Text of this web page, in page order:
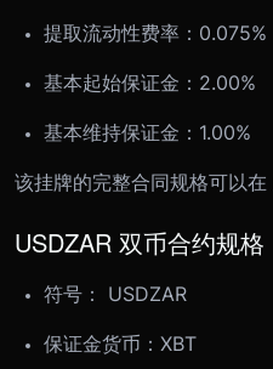
提取流动性费率：0.075%
基本起始保证金：2.00%
基本维持保证金：1.00%
该挂牌的完整合同规格可以在
USDZAR 双币合约规格
符号： USDZAR
保证金货币：XBT